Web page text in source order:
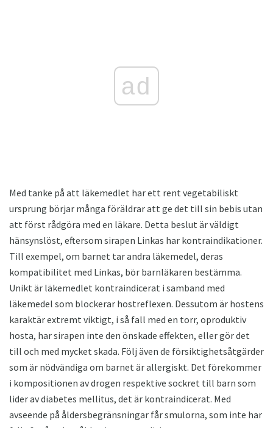
ad
Med tanke på att läkemedlet har ett rent vegetabiliskt
ursprung börjar många föräldrar att ge det till sin bebis utan
att först rådgöra med en läkare. Detta beslut är väldigt
hänsynslöst, eftersom sirapen Linkas har kontraindikationer.
Till exempel, om barnet tar andra läkemedel, deras
kompatibilitet med Linkas, bör barnläkaren bestämma.
Unikt är läkemedlet kontraindicerat i samband med
läkemedel som blockerar hostreflexen. Dessutom är hostens
karaktär extremt viktigt, i så fall med en torr, oproduktiv
hosta, har sirapen inte den önskade effekten, eller gör det
till och med mycket skada. Följ även de försiktighetsåtgärder
som är nödvändiga om barnet är allergiskt. Det förekommer
i kompositionen av drogen respektive sockret till barn som
lider av diabetes mellitus, det är kontraindicerat. Med
avseende på åldersbegränsningar får smulorna, som inte har